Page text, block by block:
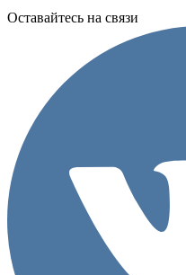
Оставайтесь на связи